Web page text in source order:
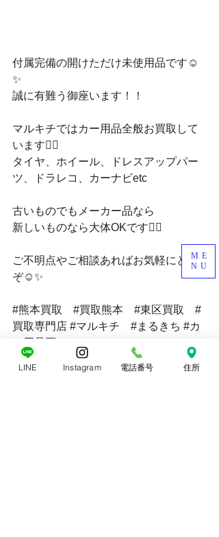
ME
NU
付属完備の開けただけ未使用品です☺️
✨
誠に有難う御座います！！
マルキチではカー用品全般お買取して
います🙆‍♂️
タイヤ、ホイール、ドレスアップパー
ツ、ドラレコ、カーナビetc
古いものでもメーカー品なら
新しいものなら大体OKです🙆‍♂️
ご不明点やご相談あればお気軽にどう
ぞ☺️✨
#熊本買取 #買取熊本 #東区買取
#
買取専門店 #マルキチ #まるきち #カ
ー用品買
LINE Instagram 電話番号 住所